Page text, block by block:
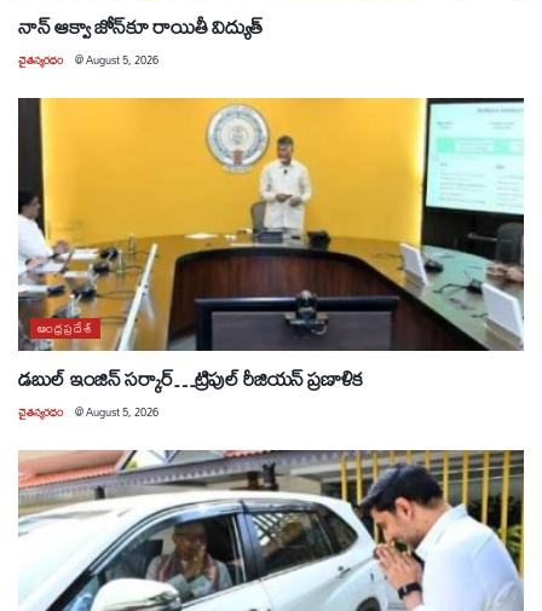
నాన్ ఆక్వా జోన్‌కూ రాయితీ విద్యుత్
చైతన్యరధం @August 5, 2026
ఆంధ్రప్రదేశ్
డబుల్ ఇంజిన్ సర్కార్…ట్రిపుల్ రీజియన్ ప్రణాళిక
చైతన్యరధం @August 5, 2026